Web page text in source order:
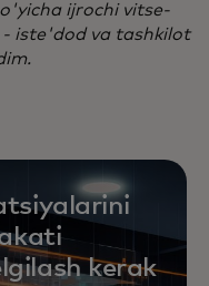
ijrochi vitse-
iste'dod va tashkilot
kerak